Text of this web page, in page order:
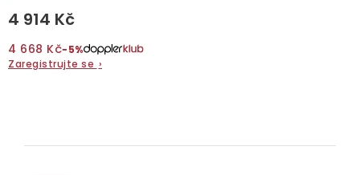
4 914 Kč
4 668 Kč−5%
Zaregistrujte se ›